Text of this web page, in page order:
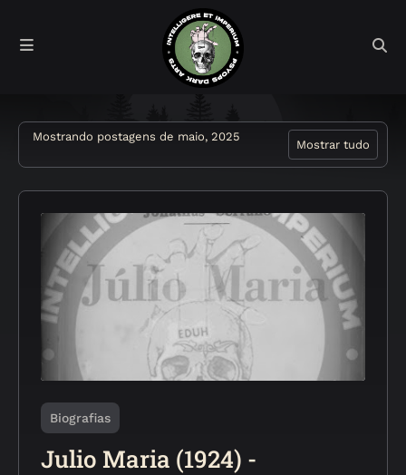
Mostrando postagens de maio, 2025
Mostrar tudo
Biografias
Julio Maria (1924) -